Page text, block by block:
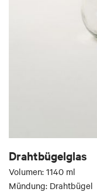
Drahtbügelglas
Volumen: 1140 ml
Mündung: Drahtbügel